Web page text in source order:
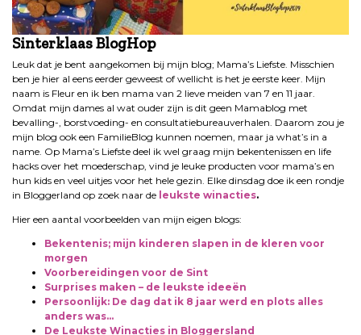
Sinterklaas BlogHop
Leuk dat je bent aangekomen bij mijn blog; Mama’s Liefste. Misschien
ben je hier al eens eerder geweest of wellicht is het je eerste keer. Mijn
naam is Fleur en ik ben mama van 2 lieve meiden van 7 en 11 jaar.
Omdat mijn dames al wat ouder zijn is dit geen Mamablog met
bevalling-, borstvoeding- en consultatiebureauverhalen. Daarom zou je
mijn blog ook een FamilieBlog kunnen noemen, maar ja what’s in a
name. Op Mama’s Liefste deel ik wel graag mijn bekentenissen en life
hacks over het moederschap, vind je leuke producten voor mama’s en
hun kids en veel uitjes voor het hele gezin. Elke dinsdag doe ik een rondje
in Bloggerland op zoek naar de leukste winacties.
Hier een aantal voorbeelden van mijn eigen blogs:
Bekentenis; mijn kinderen slapen in de kleren voor
morgen
Voorbereidingen voor de Sint
Surprises maken – de leukste ideeën
Persoonlijk: De dag dat ik 8 jaar werd en plots alles
anders was…
De Leukste Winacties in Bloggersland